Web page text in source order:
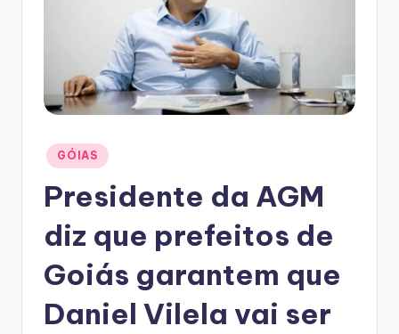
Posted
in
GÓIAS
Presidente da AGM
diz que prefeitos de
Goiás garantem que
Daniel Vilela vai ser